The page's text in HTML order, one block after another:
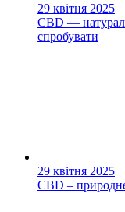
29 квітня 2025
CBD —
спробувати
29 квітня 2025
CBD –